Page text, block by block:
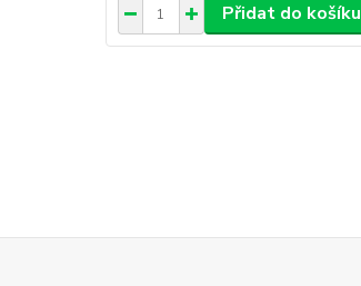
Přidat do košíku